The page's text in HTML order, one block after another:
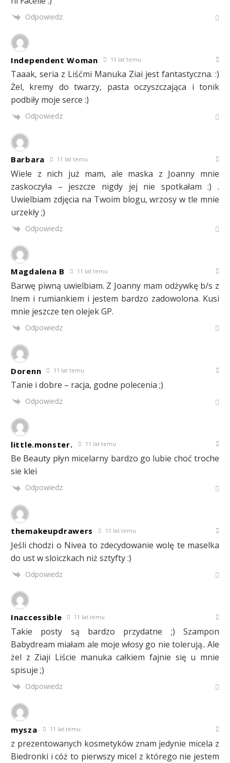
Odpowiedz
Independent Woman 11 lat temu
Taaak, seria z Liśćmi Manuka Ziai jest fantastyczna. :)
Żel, kremy do twarzy, pasta oczyszczająca i tonik
podbiły moje serce :)
Odpowiedz
Barbara 11 lat temu
Wiele z nich już mam, ale maska z Joanny mnie
zaskoczyła – jeszcze nigdy jej nie spotkałam :) .
Uwielbiam zdjęcia na Twoim blogu, wrzosy w tle mnie
urzekły ;)
Odpowiedz
Magdalena B 11 lat temu
Barwę piwną uwielbiam. Z Joanny mam odżywkę b/s z
lnem i rumiankiem i jestem bardzo zadowolona. Kusi
mnie jeszcze ten olejek GP.
Odpowiedz
Dorenn 11 lat temu
Tanie i dobre – racja, godne polecenia ;)
Odpowiedz
little.monster. 11 lat temu
Be Beauty płyn micelarny bardzo go lubie choć troche
sie klei
Odpowiedz
themakeupdrawers 11 lat temu
Jeśli chodzi o Nivea to zdecydowanie wolę te maselka
do ust w sloiczkach niż sztyfty :)
Odpowiedz
Inaccessible 11 lat temu
Takie posty są bardzo przydatne ;) Szampon
Babydream miałam ale moje włosy go nie tolerują.. Ale
żel z Ziaji Liście manuka całkiem fajnie się u mnie
spisuje ;)
Odpowiedz
mysza 11 lat temu
z prezentowanych kosmetyków znam jedynie micela z
Biedronki i cóż to pierwszy micel z którego nie jestem